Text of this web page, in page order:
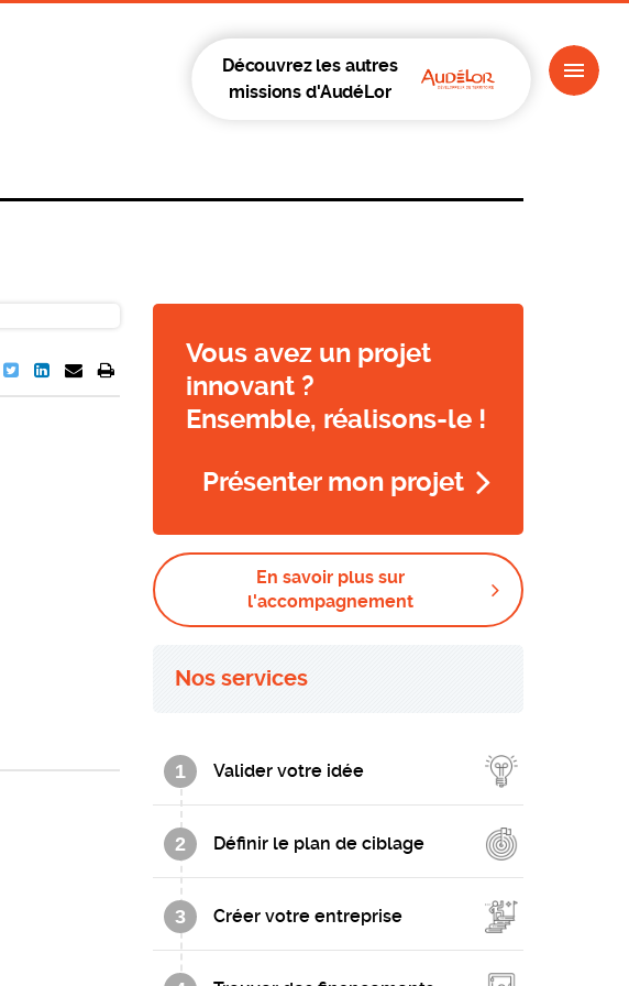
Découvrez les autres
missions d'AudéLor
Vous avez un projet
innovant ?
Ensemble, réalisons-le !
Présenter mon projet
En savoir plus sur
l'accompagnement
Nos services
1 Valider votre idée
2 Définir le plan de ciblage
3 Créer votre entreprise